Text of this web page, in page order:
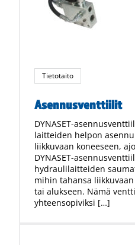
Tietotaito
Asennusventtiilit
DYNASET-
laitteiden helpon
liikkuvaan koneeseen,
DYNASET-
hydraulilaitteiden
mihin tahansa
tai alukseen. Nämä
yhteensopiviksi […]